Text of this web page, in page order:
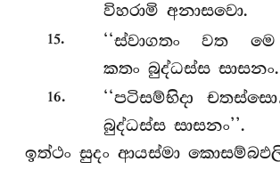
විහරාමි අනාසවො.
15.
‘‘ස්වාගතං වත
කතං බුද්ධස්ස සාසනං.
16.
‘‘පටිසම්භිදා
බුද්ධස්ස සාසනං’’.
ඉත්ථං සුදං ආයස්මා